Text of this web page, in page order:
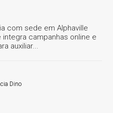
com sede em Alphaville
campanhas online e
auxiliar...
Dino